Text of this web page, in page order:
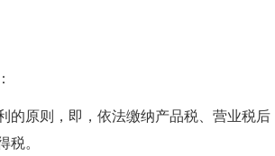
的原则，即，依法缴纳产品税、营业税
税。